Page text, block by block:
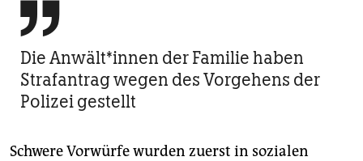

Die An­wäl­t*in­nen der Familie haben
Strafantrag wegen des Vorgehens der
Polizei gestellt
Schwere Vorwürfe wurden zuerst in sozialen